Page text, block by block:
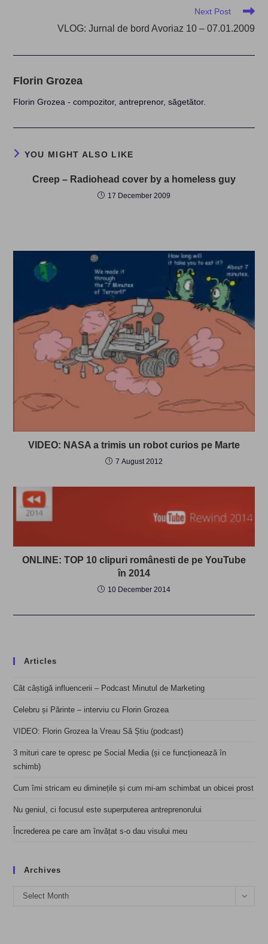
Next Post
VLOG: Jurnal de bord Avoriaz 10 – 07.01.2009
Florin Grozea
Florin Grozea - compozitor, antreprenor, săgetător.
YOU MIGHT ALSO LIKE
Creep – Radiohead cover by a homeless guy
17 December 2009
VIDEO: NASA a trimis un robot curios pe Marte
7 August 2012
ONLINE: TOP 10 clipuri românesti de pe YouTube
în 2014
10 December 2014
Articles
Cât câștigă influencerii – Podcast Minutul de Marketing
Celebru și Părinte – interviu cu Florin Grozea
VIDEO: Florin Grozea la Vreau Să Știu (podcast)
3 mituri care te opresc pe Social Media (și ce funcționează în
schimb)
Cum îmi stricam eu diminețile și cum mi-am schimbat un obicei prost
Nu geniul, ci focusul este superputerea antreprenorului
Încrederea pe care am învățat s-o dau visului meu
Archives
Archives
Select Month